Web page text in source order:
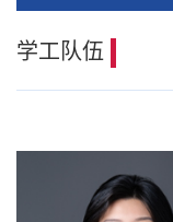
学工队伍